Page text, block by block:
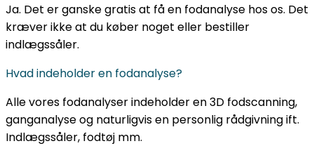
Ja. Det er ganske gratis at få en fodanalyse hos os. Det
kræver ikke at du køber noget eller bestiller
indlægssåler.
Hvad indeholder en fodanalyse?
Alle vores fodanalyser indeholder en 3D fodscanning,
ganganalyse og naturligvis en personlig rådgivning ift.
Indlægssåler, fodtøj mm.